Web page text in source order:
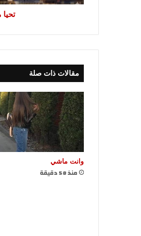
مقالات ذات صلة
وانت ماشي
منذ 58 دقيقة